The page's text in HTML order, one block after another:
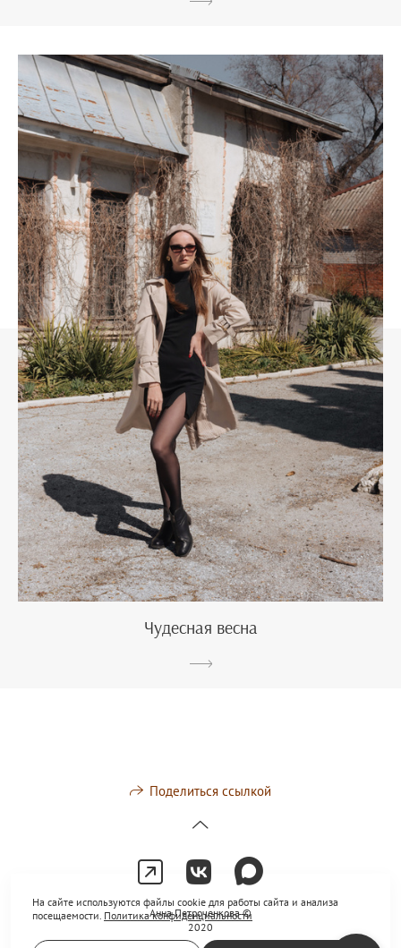
Чудесная весна
Поделиться ссылкой
Анна Петроченкова ©
2020
На сайте используются файлы cookie для работы сайта и анализа
посещаемости. Политика конфиденциальности